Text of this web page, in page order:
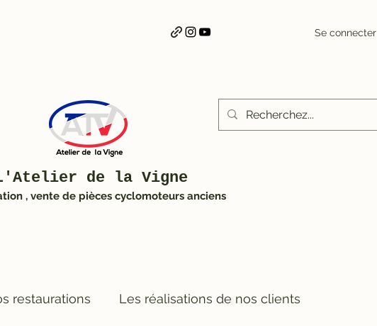
Se connecter
de la Vigne
, vente de pièces cyclomoteurs anciens
restaurations Les réalisations de nos clients